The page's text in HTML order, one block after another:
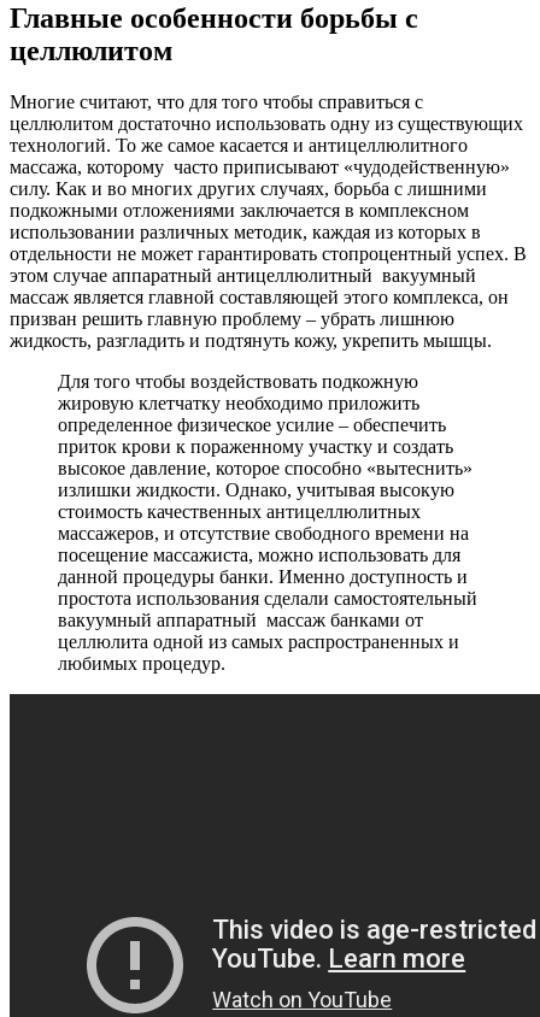
Главные особенности борьбы с
целлюлитом
Многие считают, что для того чтобы справиться с
целлюлитом достаточно использовать одну из существующих
технологий. То же самое касается и антицеллюлитного
массажа, которому часто приписывают «чудодейственную»
силу. Как и во многих других случаях, борьба с лишними
подкожными отложениями заключается в комплексном
использовании различных методик, каждая из которых в
отдельности не может гарантировать стопроцентный успех. В
этом случае аппаратный антицеллюлитный вакуумный
массаж является главной составляющей этого комплекса, он
призван решить главную проблему – убрать лишнюю
жидкость, разгладить и подтянуть кожу, укрепить мышцы.
Для того чтобы воздействовать подкожную
жировую клетчатку необходимо приложить
определенное физическое усилие – обеспечить
приток крови к пораженному участку и создать
высокое давление, которое способно «вытеснить»
излишки жидкости. Однако, учитывая высокую
стоимость качественных антицеллюлитных
массажеров, и отсутствие свободного времени на
посещение массажиста, можно использовать для
данной процедуры банки. Именно доступность и
простота использования сделали самостоятельный
вакуумный аппаратный массаж банками от
целлюлита одной из самых распространенных и
любимых процедур.